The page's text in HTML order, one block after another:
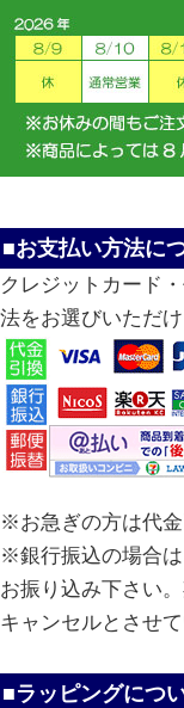
■お支払い方法に
クレジットカード
法をお選びいただけ
※お急ぎの方は代
※銀行振込の場合
お振り込み下さい
キャンセルとさせて
■ラッピングにつ